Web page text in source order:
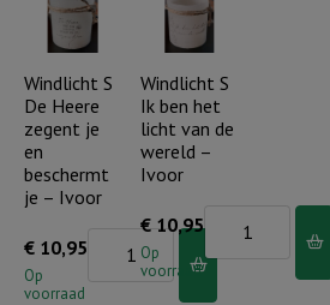
en
schitter
aantal
licht
van
onze
kerst
-
Windlicht S
De Heere
zegent je
en
beschermt
je – Ivoor
€ 10,95
Op
voorraad
Windlicht
Windlicht S
Ik ben het
licht van de
wereld –
Ivoor
€ 10,95
Op
voorraad
Windlicht
S